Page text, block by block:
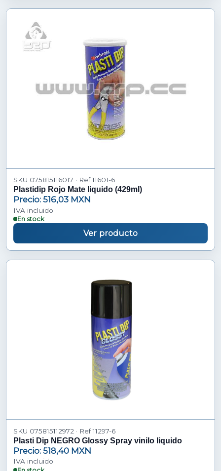
SKU 075815116017 · Ref 11601-6
Plastidip Rojo Mate liquido (429ml)
Precio: 516,03 MXN
IVA incluido
En stock
Ver producto
SKU 075815112972 · Ref 11297-6
Plasti Dip NEGRO Glossy Spray vinilo liquido
Precio: 518,40 MXN
IVA incluido